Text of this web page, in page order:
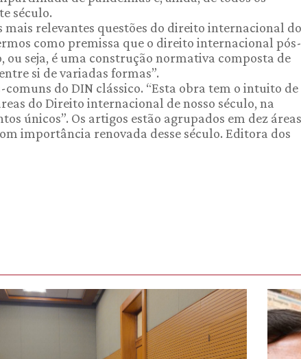
século.
mais relevantes questões do direito internacional do
como premissa que o direito internacional pós-
seja, é uma construção normativa composta de
si de variadas formas”.
do DIN clássico. “Esta obra tem o intuito de
do Direito internacional de nosso século, na
únicos”. Os artigos estão agrupados em dez áreas
importância renovada desse século. Editora dos